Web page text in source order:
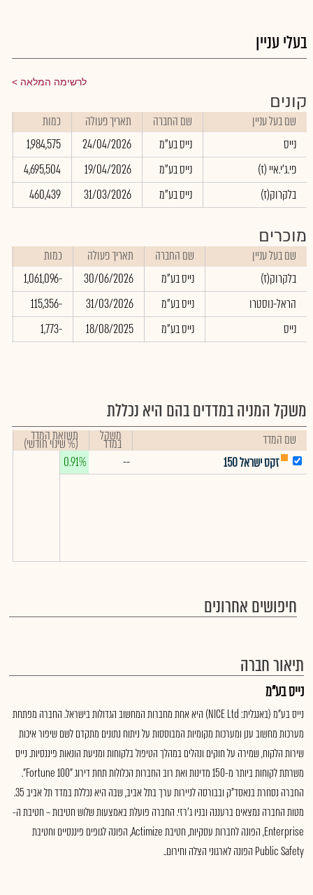
בעלי עניין
לרשימה המלאה
קונים
שם בעל עניין שם החברה תאריך פעולה כמות
נייס
נייס בע"מ 24/04/2026
1,984,575
פי.ג'י.איי (ז)
נייס בע"מ 19/04/2026
4,695,504
בלקרוק(ז)
נייס בע"מ 31/03/2026
460,439
מוכרים
שם בעל עניין שם החברה תאריך פעולה כמות
בלקרוק(ז)
נייס בע"מ 30/06/2026
-1,061,096
הראל-נוסטרו
נייס בע"מ 31/03/2026
-115,356
נייס
נייס בע"מ 18/08/2025
-1,773
משקל המניה במדדים בהם היא נכללת
שם המדד משקל
במדד תשואת המדד
(% שינוי חודשי)
זקס ישראל 150
--
0.91%
חיפושים אחרונים
תיאור חברה
נייס בע"מ
נייס בע"מ (באנגלית: NICE Ltd) היא אחת מחברות המחשוב הגדולות בישראל. החברה מפתחת
מערכות מחשוב ענן ומערכות מקומיות המבוססות על ניתוח נתונים מתקדם לשם שיפור איכות
שירות הלקוח, שמירה על חוקים ונהלים במהלך הטיפול בלקוחות ומניעת הונאות פיננסיות. נייס
משרתת לקוחות ביותר מ-150 מדינות ואת רוב החברות הכלולות תחת דירוג "Fortune 100".
החברה נסחרת בנאסד"ק ובבורסה לניירות ערך בתל אביב, שבה היא נכללת במדד תל אביב 35.
מטות החברה נמצאים ברעננה ובניו ג'רזי. החברה פועלת באמצעות שלוש חטיבות – חטיבת ה-
Enterprise, הפונה לחברות עסקיות, חטיבת Actimize, הפונה לגופים פיננסיים וחטיבת
Public Safety הפונה לארגוני הצלה וחירום..